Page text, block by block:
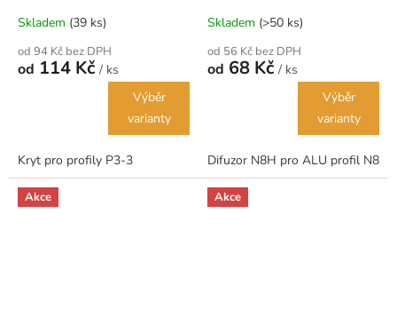
Skladem (39 ks)
od 94 Kč bez DPH
od 114 Kč / ks
Výběr
varianty
Kryt pro profily P3-3
Skladem (>50 ks)
od 56 Kč bez DPH
od 68 Kč / ks
Výběr
varianty
Difuzor N8H pro ALU profil N8
Akce Akce